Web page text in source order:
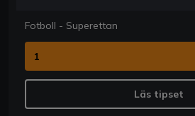
Fotboll - Superettan
1
Läs tipset